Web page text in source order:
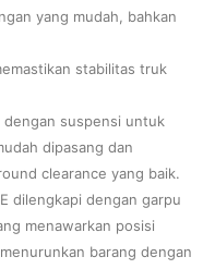
yang mudah, bahkan
stabilitas truk
dengan suspensi untuk
dipasang dan
clearance yang baik.
dilengkapi dengan garpu
menawarkan posisi
barang dengan